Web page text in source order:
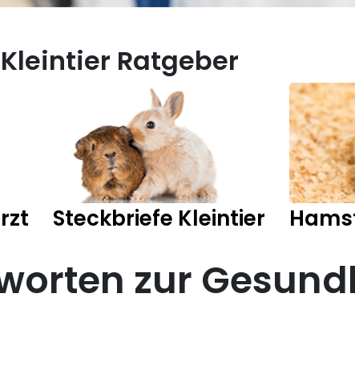
Ratgeber
Steckbriefe Kleintier
zur